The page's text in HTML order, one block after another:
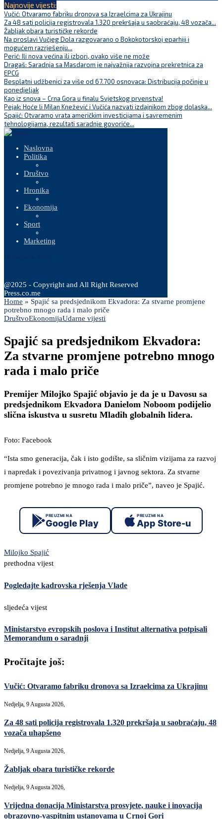
Najnovije vijesti:
Vučić: Otvaramo fabriku dronova sa Izraelcima za Ukrajinu
Za 48 sati policija registrovala 1.320 prekršaja u saobraćaju, 48 vozača...
Žabljak obara turističke rekorde
Na proslavi Vučjeg Dola razgovarano o Bokokotorskoj eparhiji i
mogućem razrješenju...
Perić: Ili nova većina ili izbori, ovako više ne može
Dragaš: Saradnja sa Masdarom je najvažnija razvojna prekretnica za
EPCG
Besplatni udžbenici za više od 67.700 osnovaca: Distribucija počinje u
ponedjeljak
Kao iz snova – Crna Gora u finalu Svjetskog prvenstva!
Pejak: Hoće li Milan Knežević i Vučića nazvati izdajnikom zbog dolaska...
Spajić: Otvaramo vrata američkim investicijama i savremenim
tehnologijama, rezultati saradnje govoriće...
Naslovna
Politika
Društvo
Hronika
Ekonomija
Sport
Marketing
@2025 - Copyright and All Right Reserved
Press.co.me
Home » Spajić sa predsjednikom Ekvadora: Za stvarne promjene
potrebno mnogo rada i malo priče
DruštvoEkonomijaUdarne vijesti
Spajić sa predsjednikom Ekvadora:
Za stvarne promjene potrebno mnogo
rada i malo priče
Premijer Milojko Spajić objavio je da je u Davosu sa
predsjednikom Ekvadora Danielom Noboom podijelio
slična iskustva u susretu Mladih globalnih lidera.
Foto: Facebook
“Ista smo generacija, čak i isto godište, sa sličnim vizijama za razvoj
i napredak i povezivanja privatnog i javnog sektora. Za stvarne
promjene potrebno je mnogo rada i malo priče”, naveo je Spajić.
PREUZMI NA
Google Play
PREUZMI NA
App Store-u
Milojko Spajić
prethodna vijest
Pogledajte kadrovska rješenja Vlade
sljedeća vijest
Ministarstvo evropskih poslova i Institut alternativa potpisali
Memorandum o saradnji
Pročitajte još:
Vučić: Otvaramo fabriku dronova sa Izraelcima za Ukrajinu
Nedjelja, 9 Augusta 2026,
Za 48 sati policija registrovala 1.320 prekršaja u saobraćaju, 48
vozača uhapšeno
Nedjelja, 9 Augusta 2026,
Žabljak obara turističke rekorde
Nedjelja, 9 Augusta 2026,
Vrijedna donacija Ministarstva prosvjete, nauke i inovacija
obrazovno-vaspitnim ustanovama u Crnoj Gori